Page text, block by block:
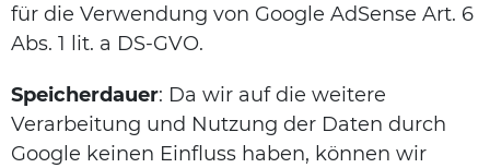
für die Verwendung von Google AdSense Art. 6
Abs. 1 lit. a DS-GVO.
Speicherdauer: Da wir auf die weitere
Verarbeitung und Nutzung der Daten durch
Google keinen Einfluss haben, können wir